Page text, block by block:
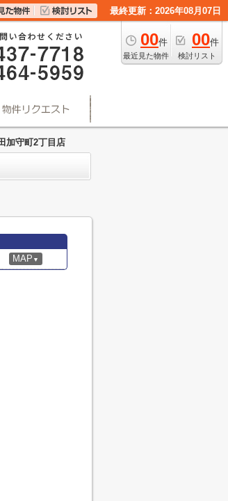
最終更新：2026年08月07日
00件
最近見た物件
00件
検討リスト
加守町2丁目店
MAP ▼